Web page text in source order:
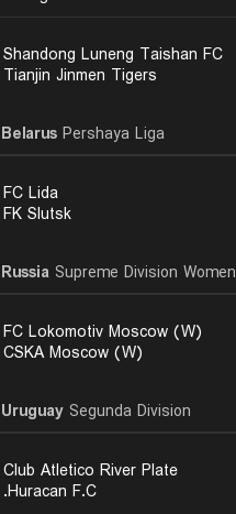
Shandong Luneng Taishan FC
Tianjin Jinmen Tigers
Belarus Pershaya Liga
FC Lida
FK Slutsk
Russia Supreme Division Women
FC Lokomotiv Moscow (W)
CSKA Moscow (W)
Uruguay Segunda Division
Club Atletico River Plate
Huracan F.C.